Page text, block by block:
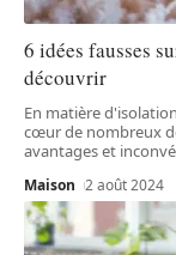
6 idées fausses
découvrir
En matière
cœur de nombreux
avantages et
Maison 2 août 2024